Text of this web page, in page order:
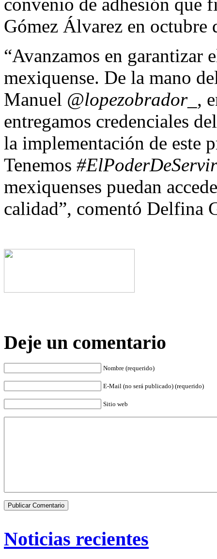
convenio de adhesión que
Gómez Álvarez en octubre
“Avanzamos en garantizar
mexiquense. De la mano
Manuel @lopezobrador_ ,
entregamos credenciales
la implementación de este
Tenemos #ElPoderDeServir
mexiquenses puedan
calidad”, comentó Delfina
Deje un comentario
Nombre (requerido)
E-Mail (no será publicado) (requerido)
Sitio web
Noticias recientes